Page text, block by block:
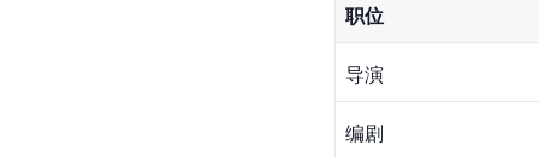
职位
导演
编剧